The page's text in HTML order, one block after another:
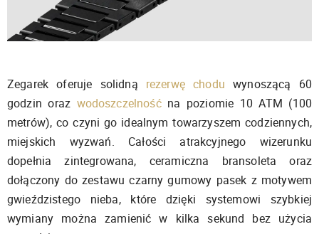
Zegarek oferuje solidną rezerwę chodu wynoszącą 60
godzin oraz wodoszczelnośćna poziomie 10 ATM (100
metrów), co czyni go idealnym towarzyszem codziennych,
miejskich wyzwań. Całości atrakcyjnego wizerunku
dopełnia zintegrowana, ceramiczna bransoleta oraz
dołączony do zestawu czarny gumowy pasek z motywem
gwieździstego nieba, które dzięki systemowi szybkiej
wymiany można zamienić w kilka sekund bez użycia